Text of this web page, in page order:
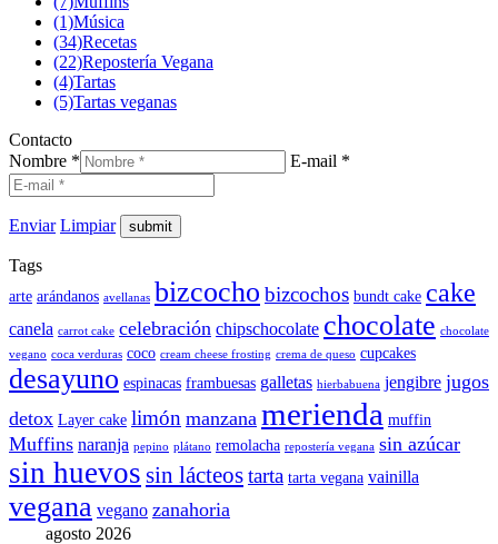
(1)Música
(34)Recetas
(22)Repostería Vegana
(4)Tartas
(5)Tartas veganas
Contacto
Nombre *
E-mail *
Enviar Limpiar
Tags
arte arándanos avellanas bizcocho bizcochos bundt cake cake
canela carrot cake celebración chipschocolate chocolate chocolate
vegano coca verduras coco cream cheese frosting crema de queso cupcakes
desayuno espinacas frambuesas galletas hierbabuena jengibre jugos
detox Layer cake limón manzana merienda muffin
Muffins naranja pepino plátano remolacha repostería vegana sin azúcar
sin huevos sin lácteostarta tarta vegana vainilla
vegana vegano zanahoria
agosto 2026